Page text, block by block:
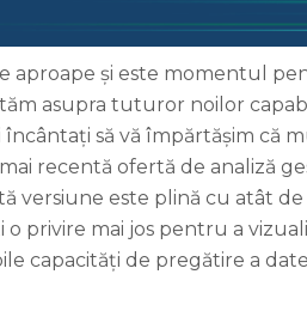
aproape și este momentul
asupra tuturor noilor
să vă împărtășim că
recentă ofertă de analiză
versiune este plină cu atât
privire mai jos pentru a
capacități de pregătire a